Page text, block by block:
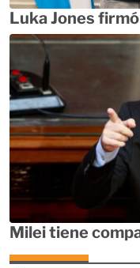
Luka Jones
Milei tiene